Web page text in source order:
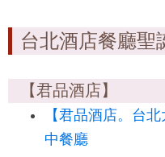
台北酒店餐廳聖
【君品酒店】
【君品酒店。台
中餐廳